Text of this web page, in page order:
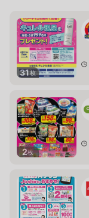
31枚
2枚